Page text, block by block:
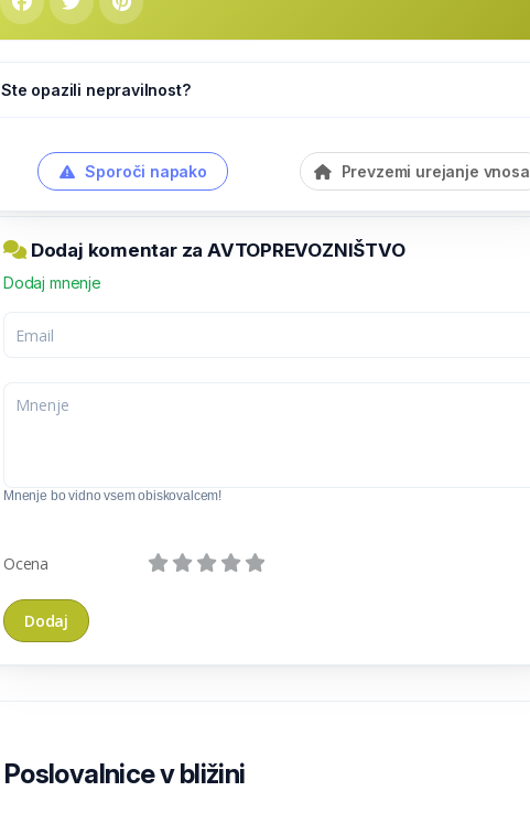
Ste opazili nepravilnost?
Sporoči napako Prevzemi urejanje vnosa
Dodaj komentar za AVTOPREVOZNIŠTVO
Dodaj mnenje
Mnenje bo vidno vsem obiskovalcem!
Ocena
Poslovalnice v bližini